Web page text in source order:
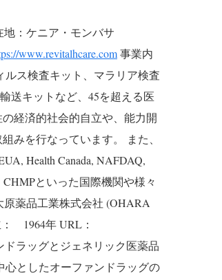
地：ケニア・モンバサ
www.revitalhcare.com事業内
ルス検査キット、マラリア検査
送キットなど、45を超える医
経済的社会的自立や、能力開
みを行なっています。
また、
Health Canada, NAFDAQ,
といった国際機関や様々
原薬品工業株式会社 (OHARA
： 1964年URL：
ラッグとジェネリック医薬品
としたオーファンドラッグの